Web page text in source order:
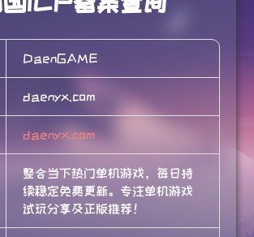
DaenGAME
daenyx.com
daenyx.com
整合当下热门单机游戏，每日持
续稳定免费更新。专注单机游戏
试玩分享及正版推荐！